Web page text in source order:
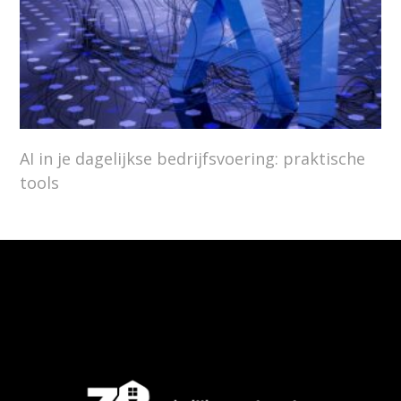
AI in je dagelijkse bedrijfsvoering: praktische
tools